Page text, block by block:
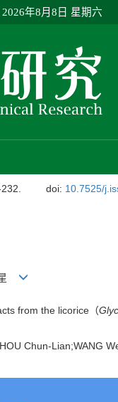
2026年8月8日 星期六
doi: 10.7525/
from the licorice（
Chun-Lian;WANG